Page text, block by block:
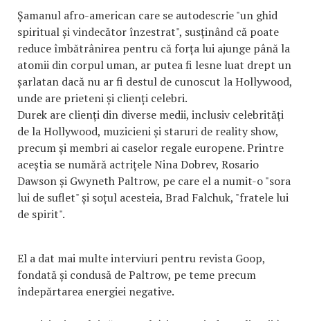
Șamanul afro-american care se autodescrie "un ghid
spiritual și vindecător înzestrat", susținând că poate
reduce îmbătrânirea pentru că forța lui ajunge până la
atomii din corpul uman, ar putea fi lesne luat drept un
șarlatan dacă nu ar fi destul de cunoscut la Hollywood,
unde are prieteni și clienți celebri.
Durek are clienți din diverse medii, inclusiv celebrități
de la Hollywood, muzicieni și staruri de reality show,
precum și membri ai caselor regale europene. Printre
aceștia se numără actrițele Nina Dobrev, Rosario
Dawson și Gwyneth Paltrow, pe care el a numit-o "sora
lui de suflet" și soțul acesteia, Brad Falchuk, "fratele lui
de spirit".
El a dat mai multe interviuri pentru revista Goop,
fondată și condusă de Paltrow, pe teme precum
îndepărtarea energiei negative.